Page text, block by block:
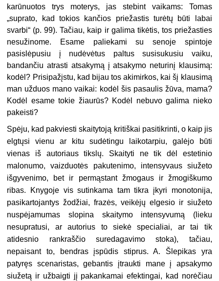
karūnuotos trys moterys, jas stebint vaikams: Tomas
„suprato, kad tokios kančios priežastis turėtų būti labai
svarbi“ (p. 99). Tačiau, kaip ir galima tikėtis, tos priežasties
nesužinome. Esame paliekami su senoje spintoje
pasislėpusiu į nudėvėtus paltus susisukusiu vaiku,
bandančiu atrasti atsakymą į atsakymo neturinį klausimą:
kodėl? Prisipažįstu, kad bijau tos akimirkos, kai šį klausimą
man užduos mano vaikai: kodėl šis pasaulis žūva, mama?
Kodėl esame tokie žiaurūs? Kodėl nebuvo galima nieko
pakeisti?
Spėju, kad pakviesti skaitytoją kritiškai pasitikrinti, o kaip jis
elgtųsi vienu ar kitu sudėtingu laikotarpiu, galėjo būti
vienas iš autoriaus tikslų. Skaityti ne tik dėl estetinio
malonumo, vaizduotės pakutenimo, intensyvaus siužeto
išgyvenimo, bet ir permąstant žmogaus ir žmogiškumo
ribas. Knygoje vis sutinkama tam tikra įkyri monotonija,
pasikartojantys žodžiai, frazės, veikėjų elgesio ir siužeto
nuspėjamumas slopina skaitymo intensyvumą (lieku
nesupratusi, ar autorius to siekė specialiai, ar tai tik
atidesnio rankraščio suredagavimo stoka), tačiau,
nepaisant to, bendras įspūdis stiprus. A. Šlepikas yra
patyręs scenaristas, gebantis įtraukti mane į apsakymo
siužetą ir užbaigti jį pakankamai efektingai, kad norėčiau